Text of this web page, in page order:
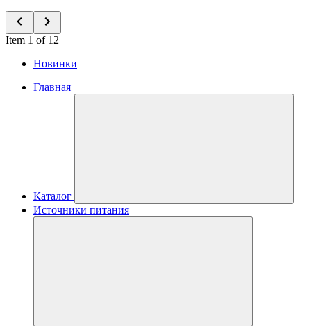
Item 1 of 12
Новинки
Главная
Каталог
Источники питания